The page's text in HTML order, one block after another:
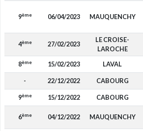
9ème 06/04/2023 MAUQUENCHY
4ème 27/02/2023
LE CROISE-
LAROCHE
8ème 15/02/2023 LAVAL
- 22/12/2022 CABOURG
9ème 15/12/2022 CABOURG
6ème 04/12/2022 MAUQUENCHY